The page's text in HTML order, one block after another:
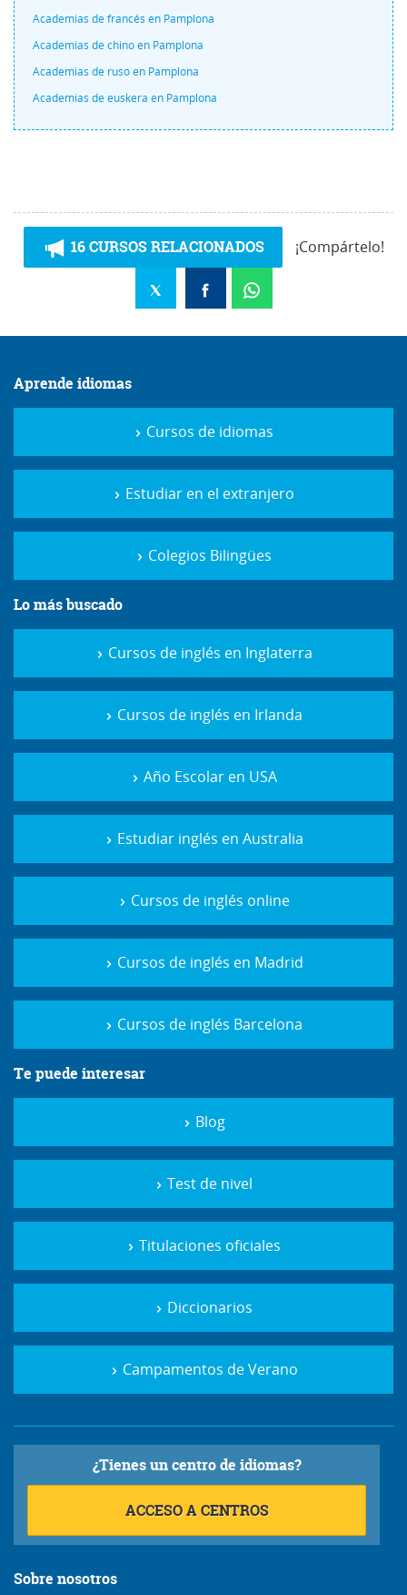
Academias de francés en Pamplona
Academias de chino en Pamplona
Academias de ruso en Pamplona
Academias de euskera en Pamplona
16 CURSOS RELACIONADOS ¡Compártelo!
Aprende idiomas
Cursos de idiomas
Estudiar en el extranjero
Colegios Bilingües
Lo más buscado
Cursos de inglés en Inglaterra
Cursos de inglés en Irlanda
Año Escolar en USA
Estudiar inglés en Australia
Cursos de inglés online
Cursos de inglés en Madrid
Cursos de inglés Barcelona
Te puede interesar
Blog
Test de nivel
Titulaciones oficiales
Diccionarios
Campamentos de Verano
¿Tienes un centro de idiomas?
ACCESO A CENTROS
Sobre nosotros